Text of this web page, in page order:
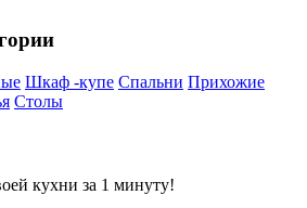
Шкаф -купе Спальни Прихожие
Столы
кухни за 1 минуту!